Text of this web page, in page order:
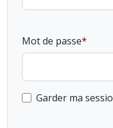
Mot de passe
Garder ma